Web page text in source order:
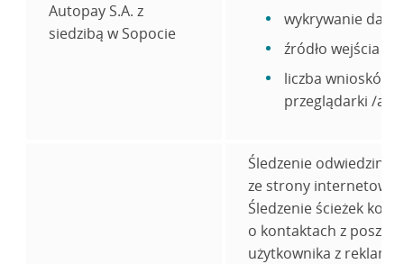
Autopay S.A. z
siedzibą w Sopocie
wykrywanie
źródło wejścia
liczba wniosków
przeglądarki /
Śledzenie odwiedzin
ze strony internetowej
Śledzenie ścieżek
o kontaktach z
użytkownika z